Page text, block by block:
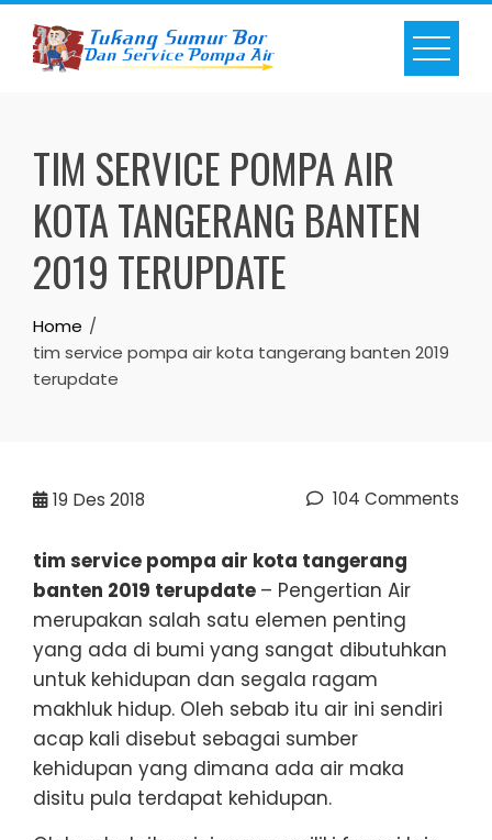
Skip
content
TIM SERVICE POMPA AIR
KOTA TANGERANG BANTEN
2019 TERUPDATE
Home
tim service pompa air kota tangerang banten 2019
terupdate
19 Des 2018 104 Comments
tim service pompa air kota tangerang
banten 2019 terupdate – Pengertian Air
merupakan salah satu elemen penting
yang ada di bumi yang sangat dibutuhkan
untuk kehidupan dan segala ragam
makhluk hidup. Oleh sebab itu air ini sendiri
acap kali disebut sebagai sumber
kehidupan yang dimana ada air maka
disitu pula terdapat kehidupan.